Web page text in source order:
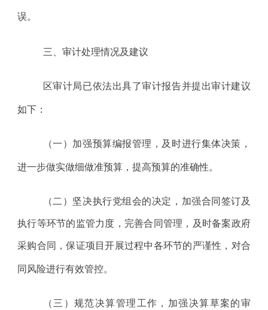
误。
三、审计处理情况及建议
区审计局已依法出具了审计报告并提出审计建议
如下：
（一）加强预算编报管理，及时进行集体决策，
进一步做实做细做准预算，提高预算的准确性。
（二）坚决执行党组会的决定，加强合同签订及
执行等环节的监管力度，完善合同管理，及时备案政府
采购合同，保证项目开展过程中各环节的严谨性，对合
同风险进行有效管控。
（三）规范决算管理工作，加强决算草案的审